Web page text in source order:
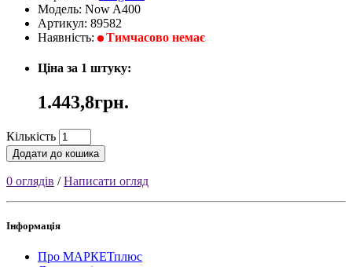
Модель: Now A400
Артикул: 89582
Наявність:
Тимчасово немає
Ціна за 1 штуку:
1.443,8грн.
Кількість
Додати до кошика
0 оглядів /Написати огляд
Інформація
Про МАРКЕТплюс